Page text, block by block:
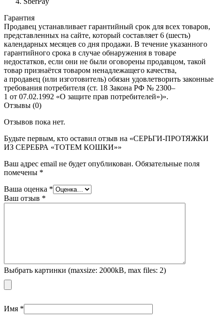
Гарантия
Продавец устанавливает гарантийный срок для всех товаров,
представленных на сайте, который составляет 6 (шесть)
календарных месяцев со дня продажи. В течение указанного
гарантийного срока в случае обнаружения в товаре
недостатков, если они не были оговорены продавцом, такой
товар признаётся товаром ненадлежащего качества,
а продавец (или изготовитель) обязан удовлетворить законные
требования потребителя (ст. 18 Закона РФ № 2300–
1 от 07.02.1992 «О защите прав потребителей»)».
Отзывы (0)
Отзывов пока нет.
Будьте первым, кто оставил отзыв на «СЕРЬГИ-ПРОТЯЖКИ
ИЗ СЕРЕБРА «ТОТЕМ КОШКИ»»
Ваш адрес email не будет опубликован. Обязательные поля
помечены *
Ваша оценка *
Ваш отзыв *
Выбрать картинки (maxsize: 2000kB, max files: 2)
Имя *